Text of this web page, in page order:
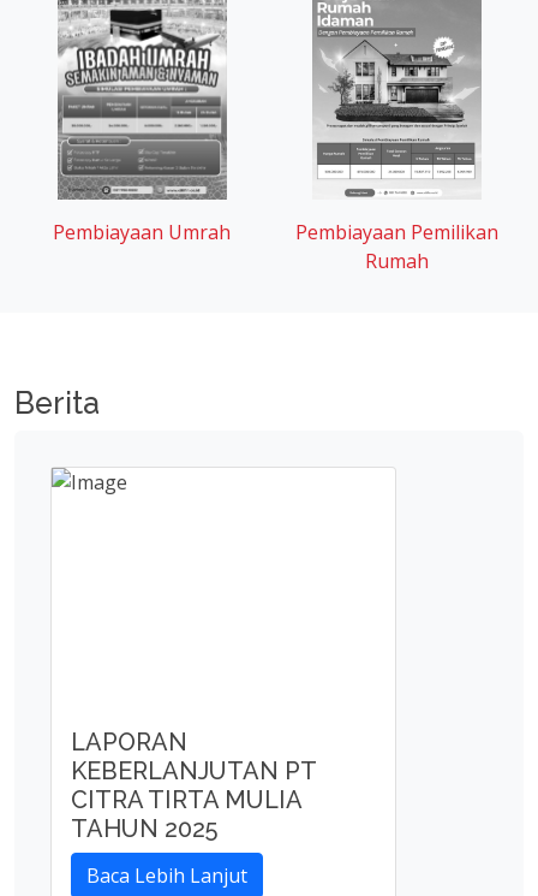
Pembiayaan Umrah
Pembiayaan Pemilikan
Rumah
Berita
LAPORAN
KEBERLANJUTAN PT
CITRA TIRTA MULIA
TAHUN 2025
Baca Lebih Lanjut